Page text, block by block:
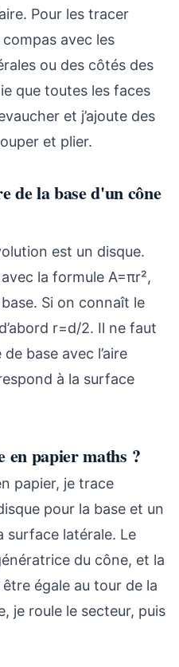
Pour les tracer
avec les
ou des côtés des
que toutes les faces
et j’ajoute des
et plier.
de la base d'un cône
est un disque.
la formule A=πr²,
Si on connaît le
r=d/2. Il ne faut
base avec l’aire
à la surface
en papier maths ?
papier, je trace
pour la base et un
surface latérale. Le
du cône, et la
égale au tour de la
je roule le secteur, puis